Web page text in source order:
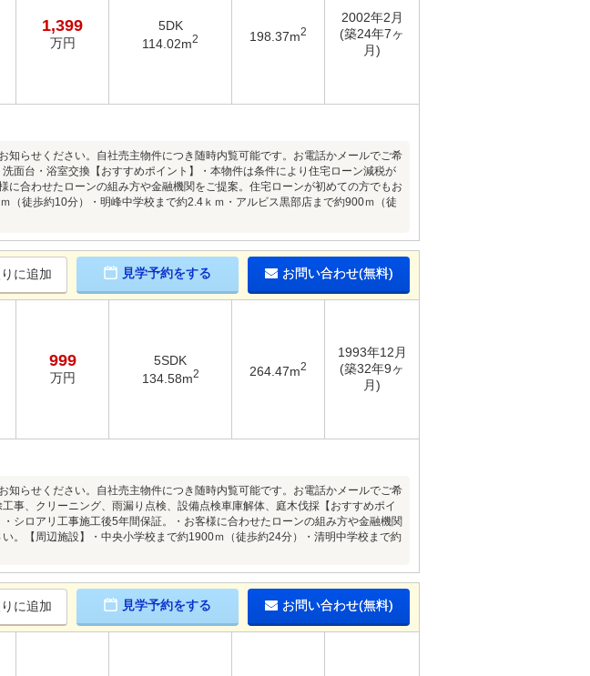
1,399
万円
5DK
114.02m2 198.37m2
2002年2月
(築24年7ヶ
月)
らせください。自社売主物件につき随時内覧可能です。お電話かメールでご希
面台・浴室交換【おすすめポイント】・本物件は条件により住宅ローン減税が
合わせたローンの組み方や金融機関をご提案。住宅ローンが初めての方でもお
（徒歩約10分）・明峰中学校まで約2.4ｋｍ・アルビス黒部店まで約900ｍ（徒
に追加 見学予約をする お問い合わせ(無料)
999
万円
5SDK
134.58m2 264.47m2
1993年12月
(築32年9ヶ
月)
らせください。自社売主物件につき随時内覧可能です。お電話かメールでご希
事、クリーニング、雨漏り点検、設備点検車庫解体、庭木伐採【おすすめポイ
シロアリ工事施工後5年間保証。・お客様に合わせたローンの組み方や金融機関
。【周辺施設】・中央小学校まで約1900ｍ（徒歩約24分）・清明中学校まで約
に追加 見学予約をする お問い合わせ(無料)